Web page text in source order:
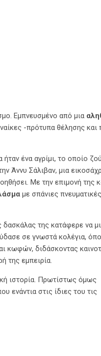
Εμπνευσμένο από μια
-πρότυπα θέλησης και
ένα αγρίμι, το οποίο
Άννυ Σάλιβαν, μια
Με την επιμονή της
με σπάνιες πνευματικές
της κατάφερε να
σε γνωστά κολέγια,
κωφών, διδάσκοντας
της εμπειρία.
ιστορία. Πρωτίστως όμως
ενάντια στις ίδιες του τις